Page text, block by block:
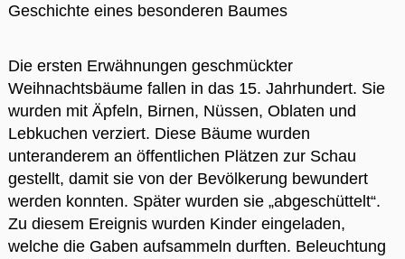
Die ersten Erwähnungen geschmückter
Weihnachtsbäume fallen in das 15. Jahrhundert. Sie
wurden mit Äpfeln, Birnen, Nüssen, Oblaten und
Lebkuchen verziert. Diese Bäume wurden
unteranderem an öffentlichen Plätzen zur Schau
gestellt, damit sie von der Bevölkerung bewundert
werden konnten. Später wurden sie „abgeschüttelt“.
Zu diesem Ereignis wurden Kinder eingeladen,
welche die Gaben aufsammeln durften. Beleuchtung